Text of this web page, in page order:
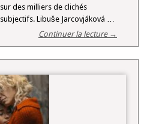
sur des milliers de clichés
subjectifs. Libuše Jarcovjáková …
Continuer la lecture →